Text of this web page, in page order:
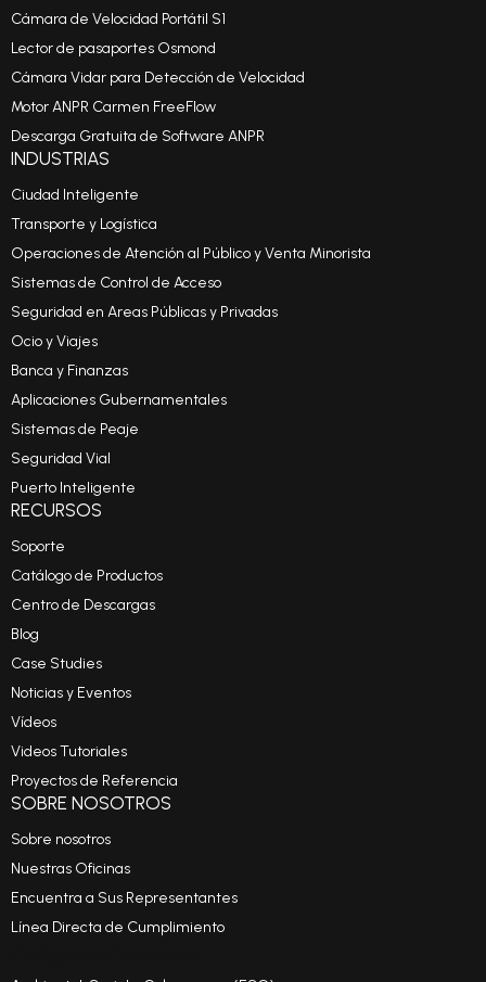
Cámara de Velocidad Portátil S1
Lector de pasaportes Osmond
Cámara Vidar para Detección de Velocidad
Motor ANPR Carmen FreeFlow
Descarga Gratuita de Software ANPR
INDUSTRIAS
Ciudad Inteligente
Transporte y Logística
Operaciones de Atención al Público y Venta Minorista
Sistemas de Control de Acceso
Seguridad en Areas Públicas y Privadas
Ocio y Viajes
Banca y Finanzas
Aplicaciones Gubernamentales
Sistemas de Peaje
Seguridad Vial
Puerto Inteligente
RECURSOS
Soporte
Catálogo de Productos
Centro de Descargas
Blog
Case Studies
Noticias y Eventos
Vídeos
Videos Tutoriales
Proyectos de Referencia
SOBRE NOSOTROS
Sobre nosotros
Nuestras Oficinas
Encuentra a Sus Representantes
Línea Directa de Cumplimiento